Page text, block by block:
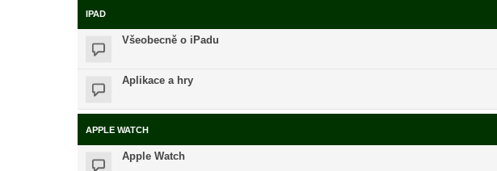
IPAD
Všeobecně o iPadu
Aplikace a hry
APPLE WATCH
Apple Watch